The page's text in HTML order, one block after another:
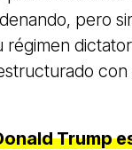
pero
con
Trump